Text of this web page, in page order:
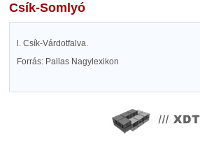
Csík-Somlyó
l. Csík-Várdotfalva.
Forrás: Pallas Nagylexikon